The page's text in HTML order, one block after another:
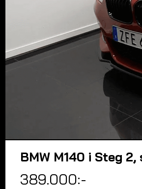
BMW M140 i Steg
389.000:-